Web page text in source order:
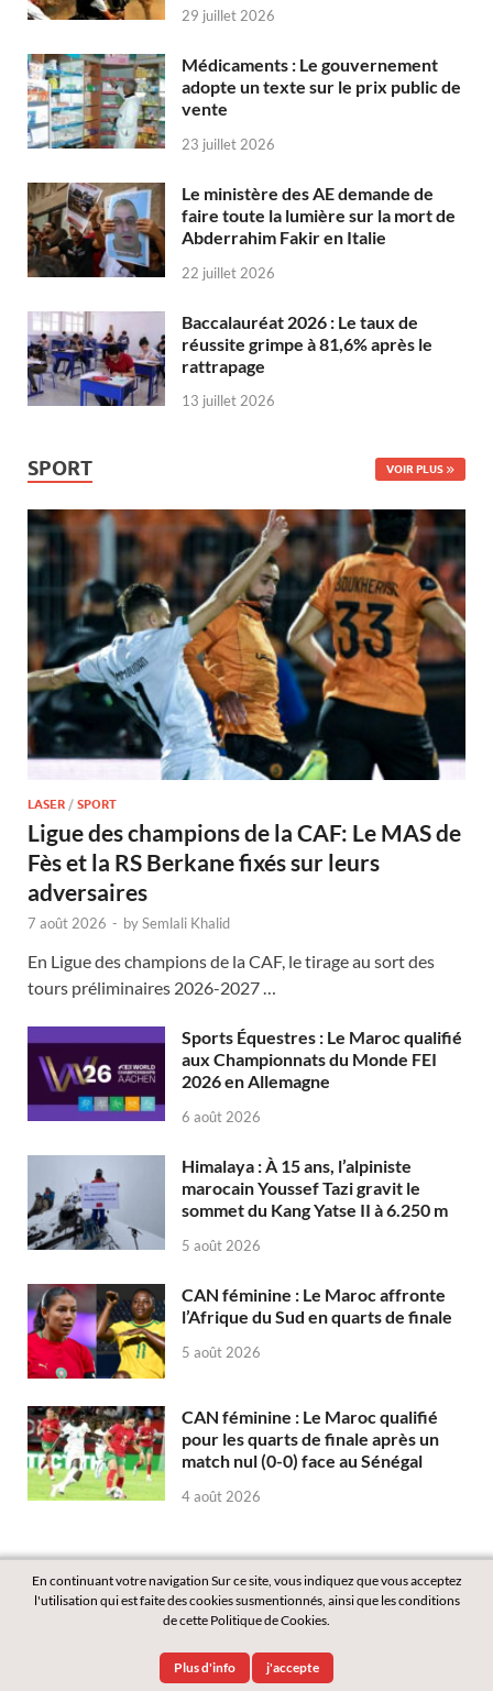
29 juillet 2026
Médicaments : Le gouvernement
adopte un texte sur le prix public de
vente
23 juillet 2026
Le ministère des AE demande de
faire toute la lumière sur la mort de
Abderrahim Fakir en Italie
22 juillet 2026
Baccalauréat 2026 : Le taux de
réussite grimpe à 81,6% après le
rattrapage
13 juillet 2026
SPORT VOIR PLUS
LASER / SPORT
Ligue des champions de la CAF: Le MAS de
Fès et la RS Berkane fixés sur leurs
adversaires
7 août 2026 - bySemlali Khalid
En Ligue des champions de la CAF, le tirage au sort des
tours préliminaires 2026-2027 …
Sports Équestres : Le Maroc qualifié
aux Championnats du Monde FEI
2026 en Allemagne
6 août 2026
Himalaya : À 15 ans, l’alpiniste
marocain Youssef Tazi gravit le
sommet du Kang Yatse II à 6.250 m
5 août 2026
CAN féminine : Le Maroc affronte
l’Afrique du Sud en quarts de finale
5 août 2026
CAN féminine : Le Maroc qualifié
pour les quarts de finale après un
match nul (0-0) face au Sénégal
4 août 2026
WordPressandHitMag.
En continuant votre navigation Sur ce site, vous indiquez que vous acceptez
l'utilisation qui est faite des cookies susmentionnés, ainsi que les conditions
de cette Politique de Cookies.
Plus d'info j'accepte